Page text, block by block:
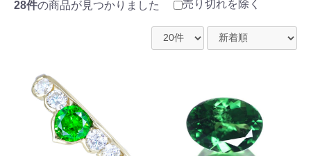
28件の商品が見つかりました 売り切れを除く